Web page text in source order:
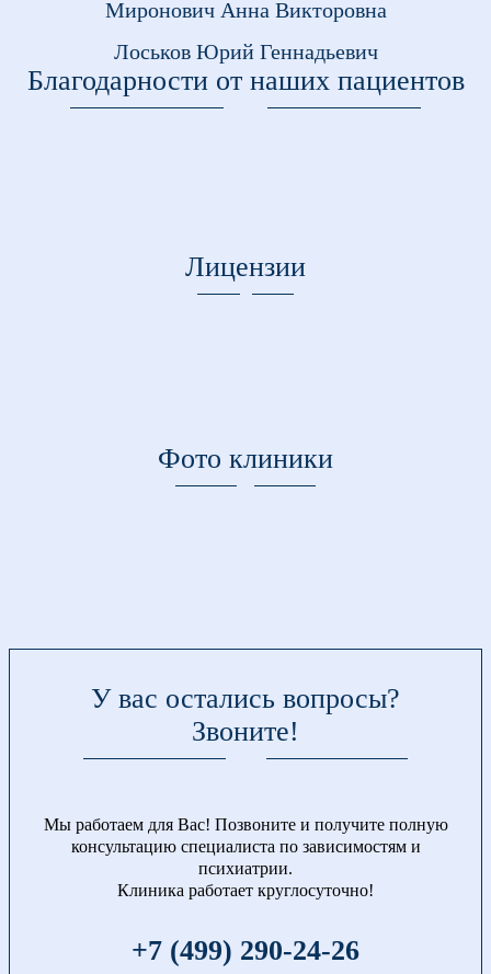
Миронович Анна Викторовна
Лоськов Юрий Геннадьевич
Благодарности от наших пациентов
Лицензии
Фото клиники
У вас остались вопросы?
Звоните!
Мы работаем для Вас! Позвоните и получите полную
консультацию специалиста по зависимостям и
психиатрии.
Клиника работает круглосуточно!
+7 (499) 290-24-26